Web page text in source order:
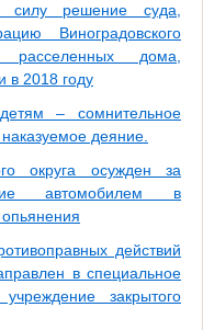
силу решение суда,
Виноградовского
дома,
в 2018 году
– сомнительное
деяние.
округа осужден за
автомобилем в
опьянения
действий
в специальное
учреждение закрытого